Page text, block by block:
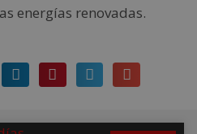
energías renovadas.